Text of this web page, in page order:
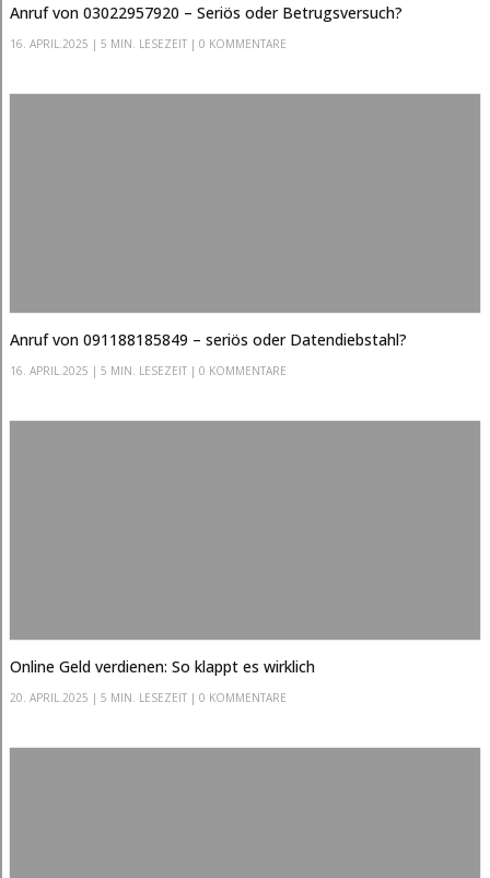
Anruf von 03022957920 – Seriös oder Betrugsversuch?
16. APRIL.2025 | 5 MIN. LESEZEIT| 0 KOMMENTARE
Anruf von 091188185849 – seriös oder Datendiebstahl?
16. APRIL.2025 | 5 MIN. LESEZEIT| 0 KOMMENTARE
Online Geld verdienen: So klappt es wirklich
20. APRIL.2025 | 5 MIN. LESEZEIT| 0 KOMMENTARE